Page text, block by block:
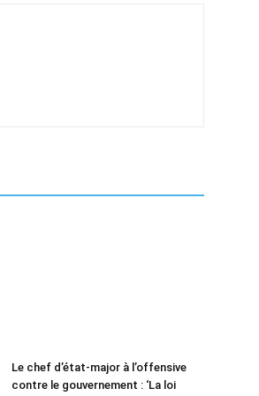
Le chef d’état-major à l’offensive
contre le gouvernement : ‘La loi